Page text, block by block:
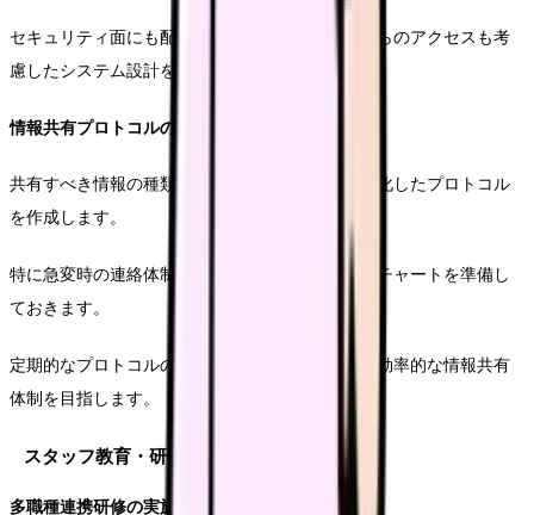
セキュリティ面にも配慮しつつ、モバイル端末からのアクセスも考
慮したシステム設計を行います。
情報共有プロトコルの策定
共有すべき情報の種類や範囲、タイミングを明確化したプロトコル
を作成します。
特に急変時の連絡体制については、詳細なフローチャートを準備し
ておきます。
定期的なプロトコルの見直しと更新により、より効率的な情報共有
体制を目指します。
スタッフ教育・研修
多職種連携研修の実施